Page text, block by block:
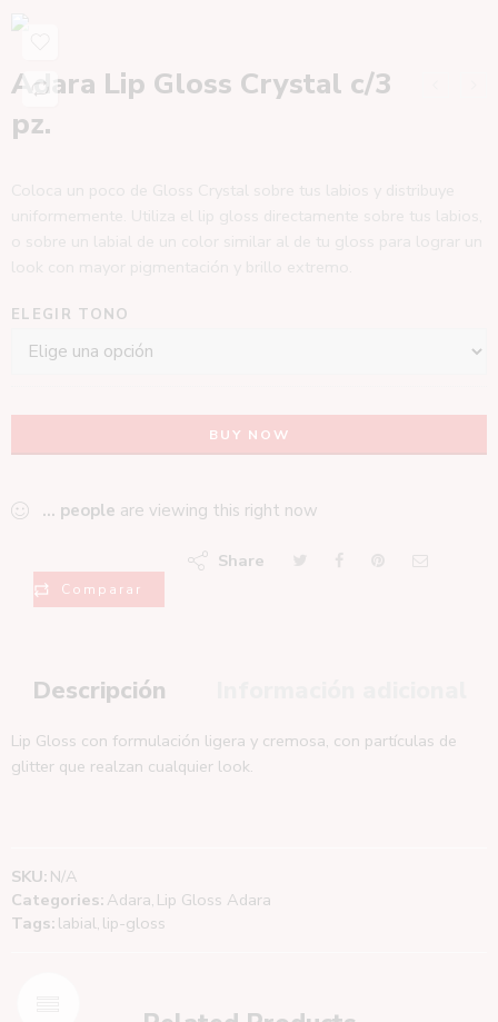
Adara Lip Gloss Crystal c/3
pz.
ELEGIR TONO
BUY NOW
... people are viewing this right now
Comparar
Share
Descripción
Lip Gloss con formulación ligera y cremosa, con partículas de
glitter que realzan cualquier look.
SKU: N/A
Categories: Adara, Lip Gloss Adara
Tags: labial, lip-gloss